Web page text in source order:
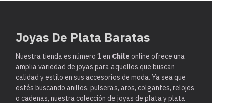
Joyas De Plata Baratas
Nuestra tienda es número 1 en Chile online ofrece una
amplia variedad de joyas para aquellos que buscan
calidad y estilo en sus accesorios de moda. Ya sea que
estés buscando anillos, pulseras, aros, colgantes, relojes
o cadenas, nuestra colección de joyas de plata y plata